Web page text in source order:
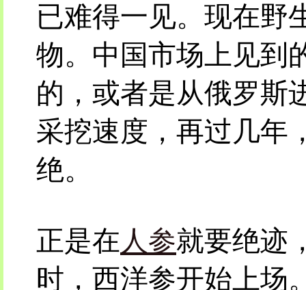
已难得一见。现在野
物。中国市场上见到
的，或者是从俄罗斯
采挖速度，再过几年
绝。
正是在人参就要绝迹
时，西洋参开始上场